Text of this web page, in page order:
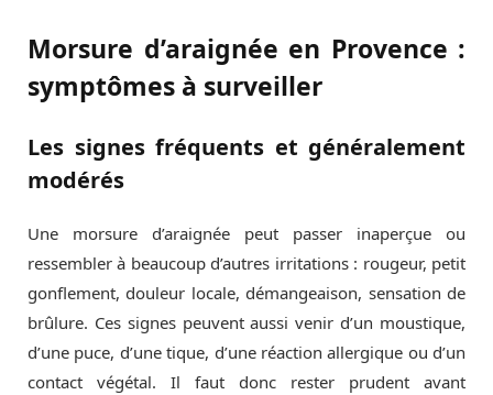
Morsure d’araignée en Provence :
symptômes à surveiller
Les signes fréquents et généralement
modérés
Une morsure d’araignée peut passer inaperçue ou
ressembler à beaucoup d’autres irritations : rougeur, petit
gonflement, douleur locale, démangeaison, sensation de
brûlure. Ces signes peuvent aussi venir d’un moustique,
d’une puce, d’une tique, d’une réaction allergique ou d’un
contact végétal. Il faut donc rester prudent avant